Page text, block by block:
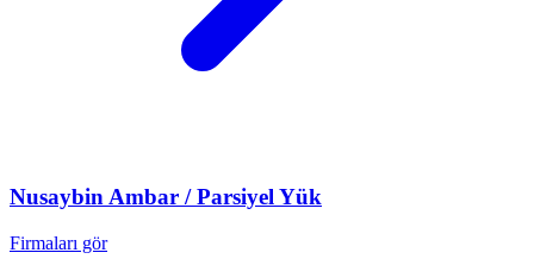
Nusaybin Ambar / Parsiyel Yük
Firmaları gör